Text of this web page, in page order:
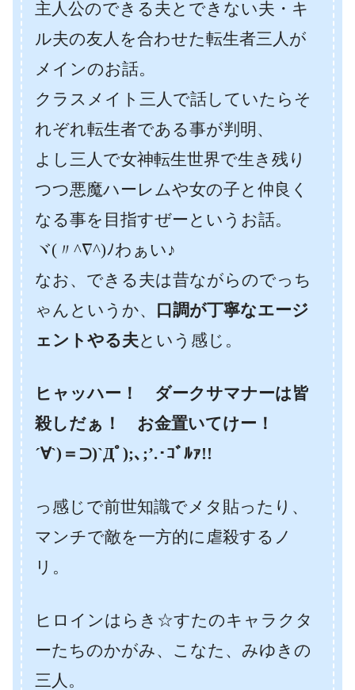
主人公のできる夫とできない夫・キ
ル夫の友人を合わせた転生者三人が
メインのお話。
クラスメイト三人で話していたらそ
れぞれ転生者である事が判明、
よし三人で女神転生世界で生き残り
つつ悪魔ハーレムや女の子と仲良く
なる事を目指すぜーというお話。
ヾ(〃^∇^)ﾉわぁい♪
なお、できる夫は昔ながらのでっち
ゃんというか、 口調が丁寧なエージ
ェントやる夫という感じ。
ヒャッハー！ ダークサマナーは皆
殺しだぁ！ お金置いてけー！
´∀`)＝⊃)`Дﾟ);､;’.･ｺﾞﾙｧ!!
っ感じで前世知識でメタ貼ったり、
マンチで敵を一方的に虐殺するノ
リ。
ヒロインはらき☆すたのキャラクタ
ーたちのかがみ、こなた、みゆきの
三人。